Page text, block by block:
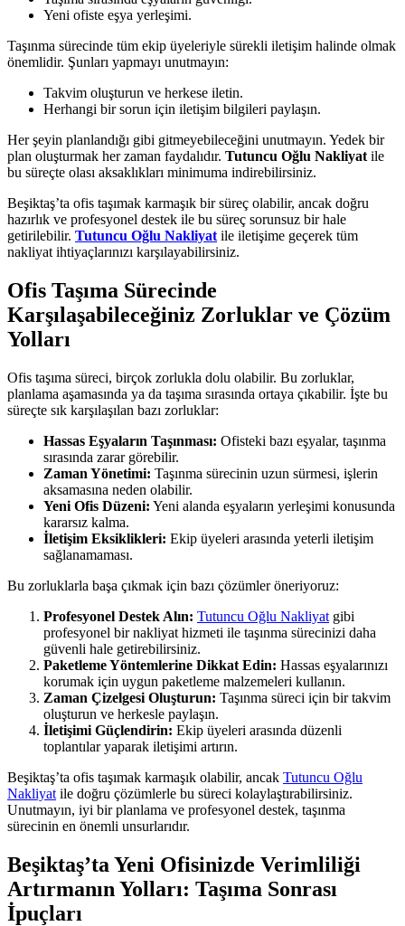
Yeni ofiste eşya yerleşimi.
Taşınma sürecinde tüm ekip üyeleriyle sürekli iletişim halinde olmak
önemlidir. Şunları yapmayı unutmayın:
Takvim oluşturun ve herkese iletin.
Herhangi bir sorun için iletişim bilgileri paylaşın.
Her şeyin planlandığı gibi gitmeyebileceğini unutmayın. Yedek bir
plan oluşturmak her zaman faydalıdır. Tutuncu Oğlu Nakliyat ile
bu süreçte olası aksaklıkları minimuma indirebilirsiniz.
Beşiktaş’ta ofis taşımak karmaşık bir süreç olabilir, ancak doğru
hazırlık ve profesyonel destek ile bu süreç sorunsuz bir hale
getirilebilir. Tutuncu Oğlu Nakliyat ile iletişime geçerek tüm
nakliyat ihtiyaçlarınızı karşılayabilirsiniz.
Ofis Taşıma Sürecinde
Karşılaşabileceğiniz Zorluklar ve Çözüm
Yolları
Ofis taşıma süreci, birçok zorlukla dolu olabilir. Bu zorluklar,
planlama aşamasında ya da taşıma sırasında ortaya çıkabilir. İşte bu
süreçte sık karşılaşılan bazı zorluklar:
Hassas Eşyaların Taşınması: Ofisteki bazı eşyalar, taşınma
sırasında zarar görebilir.
Zaman Yönetimi: Taşınma sürecinin uzun sürmesi, işlerin
aksamasına neden olabilir.
Yeni Ofis Düzeni: Yeni alanda eşyaların yerleşimi konusunda
kararsız kalma.
İletişim Eksiklikleri: Ekip üyeleri arasında yeterli iletişim
sağlanamaması.
Bu zorluklarla başa çıkmak için bazı çözümler öneriyoruz:
Profesyonel Destek Alın: Tutuncu Oğlu Nakliyat gibi
profesyonel bir nakliyat hizmeti ile taşınma sürecinizi daha
güvenli hale getirebilirsiniz.
Paketleme Yöntemlerine Dikkat Edin: Hassas eşyalarınızı
korumak için uygun paketleme malzemeleri kullanın.
Zaman Çizelgesi Oluşturun: Taşınma süreci için bir takvim
oluşturun ve herkesle paylaşın.
İletişimi Güçlendirin: Ekip üyeleri arasında düzenli
toplantılar yaparak iletişimi artırın.
Beşiktaş’ta ofis taşımak karmaşık olabilir, ancak Tutuncu Oğlu
Nakliyat ile doğru çözümlerle bu süreci kolaylaştırabilirsiniz.
Unutmayın, iyi bir planlama ve profesyonel destek, taşınma
sürecinin en önemli unsurlarıdır.
Beşiktaş’ta Yeni Ofisinizde Verimliliği
Artırmanın Yolları: Taşıma Sonrası
İpuçları